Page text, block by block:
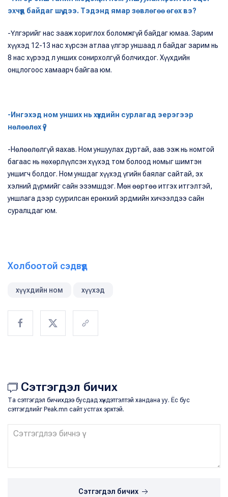
эхчүүд байдаг шүү дээ. Тэдэнд ямар зөвлөгөө өгөх вэ?
-Үлгэрийг нас зааж хориглох боломжгүй байдаг юмаа. Зарим
хүүхэд 12-13 нас хүрсэн атлаа үлгэр уншаад л байдаг зарим нь
8 нас хүрээд л унших сонирхолгүй болчихдог. Хүүхдийн
онцлогоос хамаарч байгаа юм.
-Ингэхэд ном унших нь хүүхдийн сурлагад эерэгээр
нөлөөлөх үү?
-Нөлөөлөлгүй яахав. Ном уншуулах дуртай, аав ээж нь номтой
багаас нь нөхөрлүүлсэн хүүхэд том болоод номыг шимтэн
уншигч болдог. Ном уншдаг хүүхэд үгийн баялаг сайтай, эх
хэлний дүрмийг сайн эзэмшдэг. Мөн өөртөө итгэх итгэлтэй,
уншлага дээр суурилсан ерөнхий эрдмийн хичээлдээ сайн
суралцдаг юм.
Холбоотой сэдвүүд
хүүхдийн ном хүүхэд
Сэтгэгдэл бичих
Та сэтгэгдэл бичихдээ бусдад хүндэтгэлтэй хандана уу. Ёс бус
сэтгэгдлийг Peak.mn сайт устгах эрхтэй.
Сэтгэгдэл бичих